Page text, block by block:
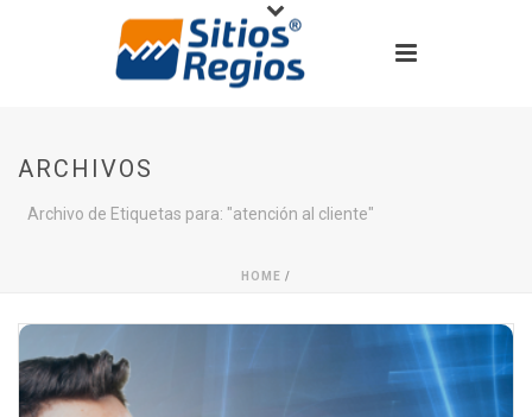
ARCHIVOS
Archivo de Etiquetas para: "atención al cliente"
HOME /